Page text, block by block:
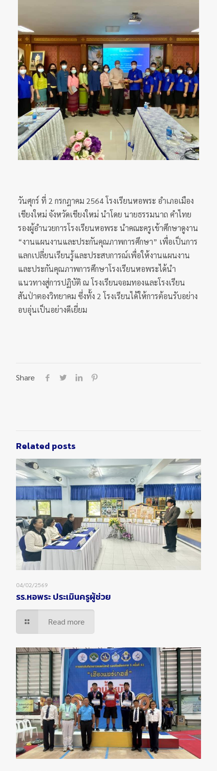
วันศุกร์ ที่ 2 กรกฎาคม 2564 โรงเรียนหอพระ อำเภอเมือง
เชียงใหม่ จังหวัดเชียงใหม่ นำโดย นายธรรมนาถ คำไทย
รองผู้อำนวยการโรงเรียนหอพระ นำคณะครูเข้าศึกษาดูงาน
“งานแผนงานและประกันคุณภาพการศึกษา” เพื่อเป็นการ
แลกเปลี่ยนเรียนรู้และประสบการณ์เพื่อให้งานแผนงาน
และประกันคุณภาพการศึกษาโรงเรียนหอพระได้นำ
แนวทางสู่การปฏิบัติ ณ โรงเรียนจอมทองและโรงเรียน
สันป่าตองวิทยาคม ซึ่งทั้ง 2 โรงเรียนได้ให้การต้อนรับอย่าง
อบอุ่นเป็นอย่างดีเยี่ยม
Share
Related posts
04/02/2569
รร.หอพระ ประเมินครูผู้ช่วย
Read more